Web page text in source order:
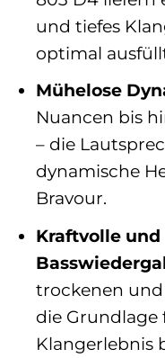
und tiefes
optimal
Mühelose
Nuancen bis
– die
dynamische
Bravour.
Kraftvolle
trockenen und
die Grundlage
Klangerlebnis